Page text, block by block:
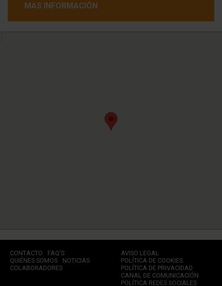
MAS INFORMACIÓN
CONTACTO
FAQ’S
QUIÉNES SOMOS
NOTICIAS
COLABORADORES
AVISO LEGAL
POLÍTICA DE COOKIES
POLÍTICA DE PRIVACIDAD
CANAL DE COMUNICACIÓN
POLÍTICA REDES SOCIALES